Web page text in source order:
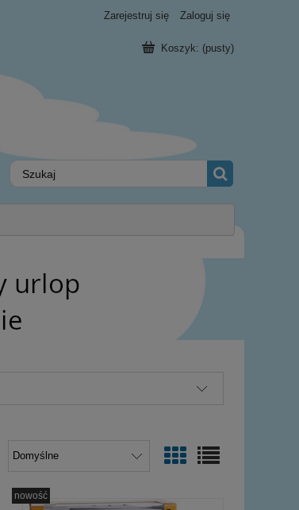
Zarejestruj się Zaloguj się
Koszyk: (pusty)
nowość